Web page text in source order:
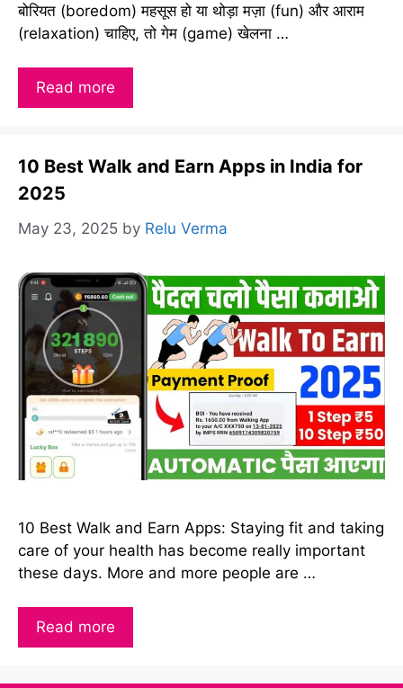
बोरियत (boredom) महसूस हो या थोड़ा मज़ा (fun) और आराम
(relaxation) चाहिए, तो गेम (game) खेलना …
Read more
10 Best Walk and Earn Apps in India for
2025
May 23, 2025 by Relu Verma
10 Best Walk and Earn Apps: Staying fit and taking
care of your health has become really important
these days. More and more people are …
Read more